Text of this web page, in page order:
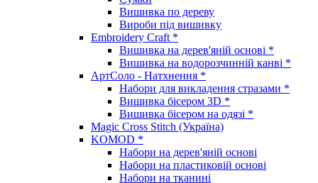
Вишивка по дереву
Вироби під вишивку
Embroidery Craft *
Вишивка на дерев'яній основі *
Вишивка на водорозчинній канві *
АртСоло - Натхнення *
Набори для викладення стразами *
Вишивка бісером 3D *
Вишивка бісером на одязі *
Magic Cross Stitch (Україна)
KOMOD *
Набори на дерев'яній основі
Набори на пластиковій основі
Набори на тканині